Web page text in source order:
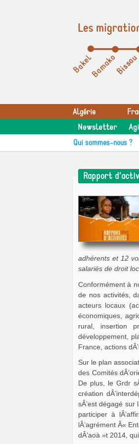
Les
Algérie
Newsletter
Qui sommes-nous ?
Rapport
adhérents et 12
salariés de droit
Conformément à
de nos activités,
acteurs locaux
économiques,
rural, insertion
développement,
France, actions
Sur le plan
des Comités
De plus, le Grdr
création
sÂ’est dégagé
participer à
lÂ’agrément Â«
dÂ’aoà »t 2014,